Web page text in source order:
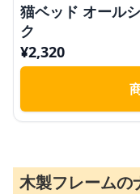
猫ベッド オール
ク
¥2,320
木製フレームの